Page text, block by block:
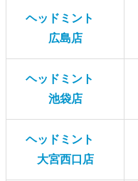
ヘッドミント
広島店
ヘッドミント
池袋店
ヘッドミント
大宮西口店